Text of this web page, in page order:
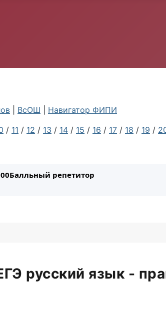
ВсОШ
Навигатор ФИПИ
/ 11 / 12 / 13 / 14 / 15 / 16 / 17 / 18 / 19 /
репетитор
русский язык -